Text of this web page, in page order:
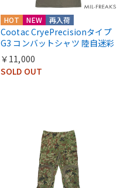
HOT NEW 再入荷
Cootac CryePrecisionタイプ
G3 コンバットシャツ 陸自迷彩
￥11,000
SOLD OUT